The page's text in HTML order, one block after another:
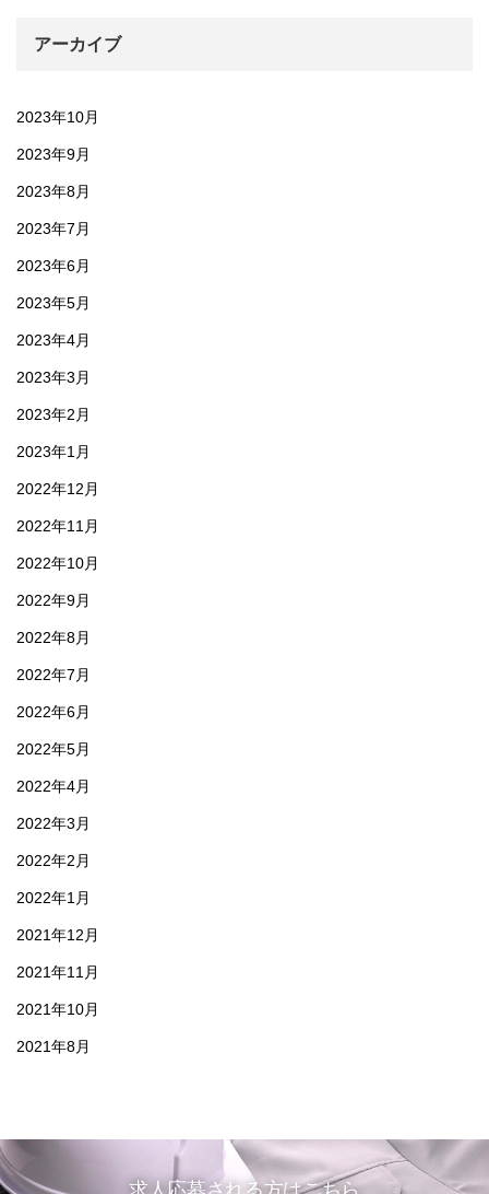
アーカイブ
2023年10月
2023年9月
2023年8月
2023年7月
2023年6月
2023年5月
2023年4月
2023年3月
2023年2月
2023年1月
2022年12月
2022年11月
2022年10月
2022年9月
2022年8月
2022年7月
2022年6月
2022年5月
2022年4月
2022年3月
2022年2月
2022年1月
2021年12月
2021年11月
2021年10月
2021年8月
求人応募される方はこちら